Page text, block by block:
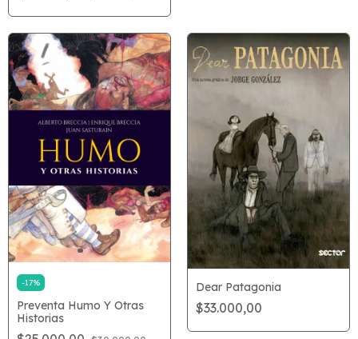
-17%
Preventa Humo Y Otras
Historias
Dear Patagonia
$33.000,00